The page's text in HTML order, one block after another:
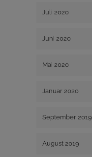
Juli 2020
Juni 2020
Mai 2020
Januar 2020
September 2019
August 2019